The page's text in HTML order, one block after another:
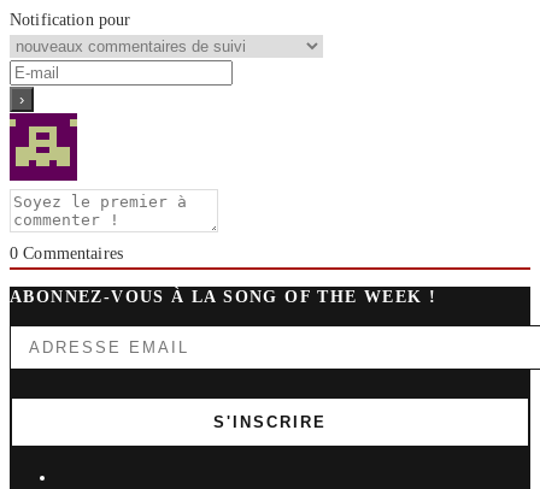
Notification pour
0 Commentaires
ABONNEZ-VOUS À LA SONG OF THE WEEK !